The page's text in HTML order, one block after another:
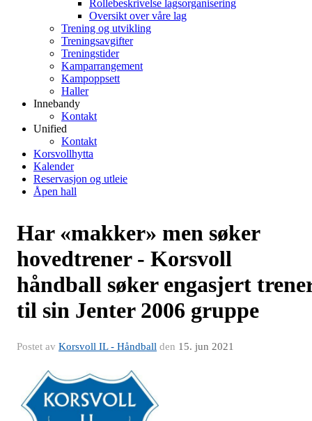
Rollebeskrivelse lagsorganisering
Oversikt over våre lag
Trening og utvikling
Treningsavgifter
Treningstider
Kamparrangement
Kampoppsett
Haller
Innebandy
Kontakt
Unified
Kontakt
Korsvollhytta
Kalender
Reservasjon og utleie
Åpen hall
Har «makker» men søker
hovedtrener - Korsvoll
håndball søker engasjert
til sin Jenter 2006 gruppe
Postet av Korsvoll IL - Håndball den 15. jun 2021